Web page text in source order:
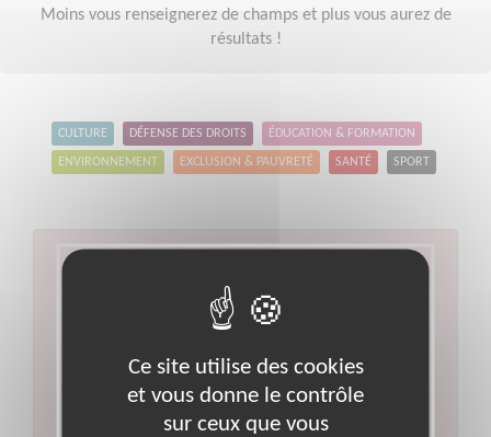
Moins vous renseignerez de champs et plus vous aurez de
résultats !
CULTURE DÉFENSE DES DROITS ÉDUCATION & FORMATION
ENVIRONNEMENT EXCLUSION & PAUVRETÉ SANTÉ SPORT
Aucun résultat pour votre
recherche
Opération de sensibilisation
Code postal :27Ville :Poses
Veuillez indiquer moins de critères et/ou remplacer
votre code postal par celui de votre département.
Ce site utilise des cookies
et vous donne le contrôle
sur ceux que vous